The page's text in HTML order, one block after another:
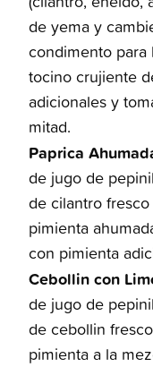
de yema y
condimento para
tocino crujiente
adicionales y
mitad.
Paprica
de jugo de
de cilantro
pimienta
con pimienta
Cebollin con
de jugo de
de cebollin
pimienta a la